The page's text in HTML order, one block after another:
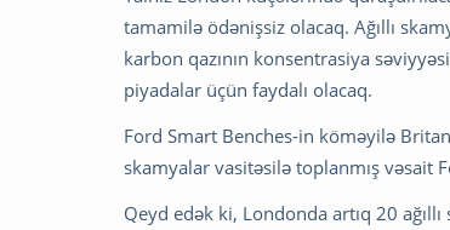
tamamilə ödənişsiz olacaq. Ağıllı
karbon qazının konsentrasiya
piyadalar üçün faydalı olacaq.
Ford Smart Benches-in köməyilə
skamyalar vasitəsilə toplanmış vəsait
Qeyd edək ki, Londonda artıq 20